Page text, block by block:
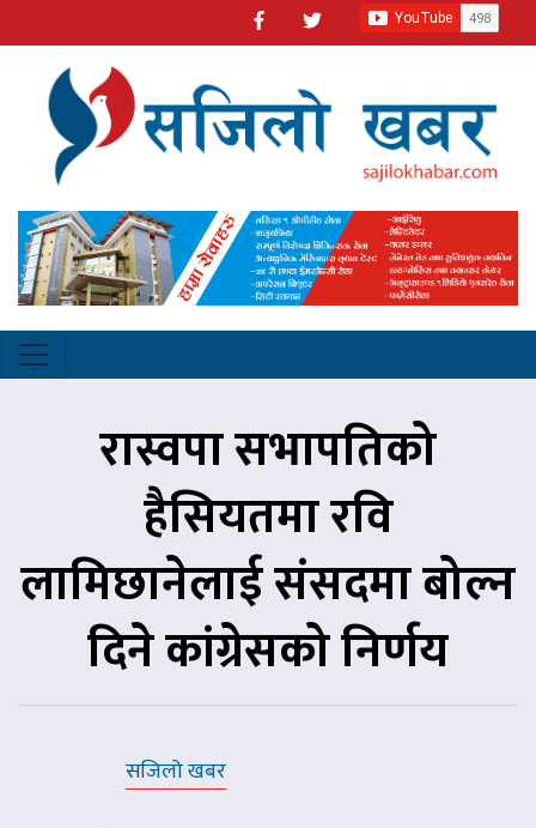
रास्वपा सभापतिको
हैसियतमा रवि
लामिछानेलाई संसदमा बोल्न
दिने कांग्रेसको निर्णय
सजिलो खबर